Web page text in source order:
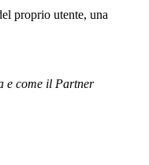
proprio utente, una
e come il Partner